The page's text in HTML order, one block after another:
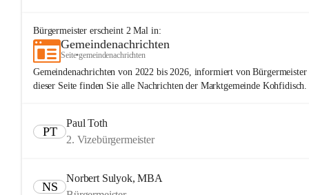
Bürgermeister erscheint 2Mal in:
Gemeindenachrichten
Seite•gemeindenachrichten
Gemeindenachrichten von 2022 bis 2026, informiert von
dieser Seite finden Sie alle Nachrichten der Marktgemeinde Kohfidisch.
PT
Paul Toth
2. Vizebürgermeister
NS
Norbert Sulyok, MBA